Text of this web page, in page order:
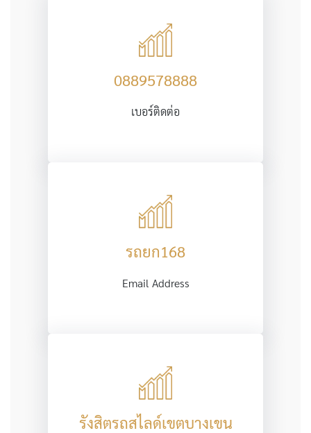
0889578888
เบอร์ติดต่อ
รถยก168
Email Address
รังสิตรถสไลด์เขตบางเขน